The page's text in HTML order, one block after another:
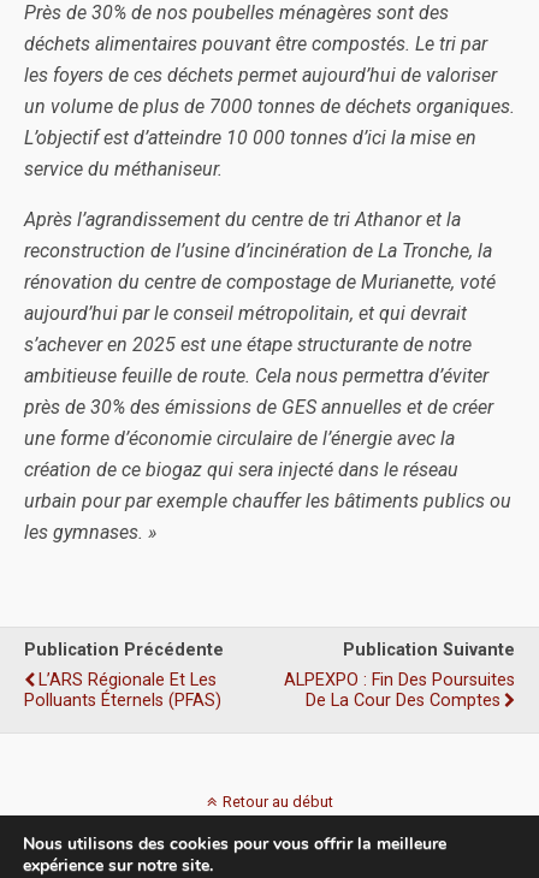
Près de 30% de nos poubelles ménagères sont des
déchets alimentaires pouvant être compostés. Le tri par
les foyers de ces déchets permet aujourd’hui de valoriser
un volume de plus de 7000 tonnes de déchets organiques.
L’objectif est d’atteindre 10 000 tonnes d’ici la mise en
service du méthaniseur.
Après l’agrandissement du centre de tri Athanor et la
reconstruction de l’usine d’incinération de La Tronche, la
rénovation du centre de compostage de Murianette, voté
aujourd’hui par le conseil métropolitain, et qui devrait
s’achever en 2025 est une étape structurante de notre
ambitieuse feuille de route. Cela nous permettra d’éviter
près de 30% des émissions de GES annuelles et de créer
une forme d’économie circulaire de l’énergie avec la
création de ce biogaz qui sera injecté dans le réseau
urbain pour par exemple chauffer les bâtiments publics ou
les gymnases. »
Publication Précédente
L’ARS Régionale Et Les
Polluants Éternels (PFAS)
Publication Suivante
ALPEXPO : Fin Des Poursuites
De La Cour Des Comptes
Retour au début
Mobile
Nous utilisons des cookies pour vous offrir la meilleure
expérience sur notre site.